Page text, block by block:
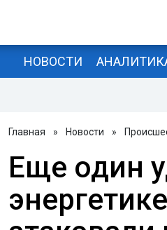
НОВОСТИ
Главная » Новости »
Еще один